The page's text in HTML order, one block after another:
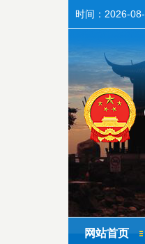
时间： 2026-
网站首页